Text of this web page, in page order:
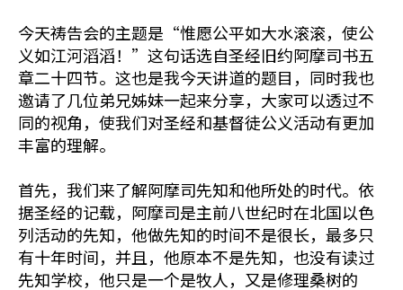
今天祷告会的主题是“惟愿公平如大水滚滚，使公
义如江河滔滔！”这句话选自圣经旧约阿摩司书五
章二十四节。这也是我今天讲道的题目，同时我也
邀请了几位弟兄姊妹一起来分享，大家可以透过不
同的视角，使我们对圣经和基督徒公义活动有更加
丰富的理解。
首先，我们来了解阿摩司先知和他所处的时代。依
据圣经的记载，阿摩司是主前八世纪时在北国以色
列活动的先知，他做先知的时间不是很长，最多只
有十年时间，并且，他原本不是先知，也没有读过
先知学校，他只是一个是牧人，又是修理桑树的